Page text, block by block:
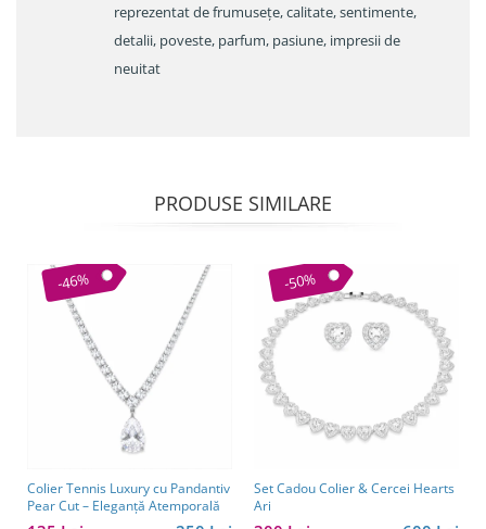
reprezentat de frumusețe, calitate, sentimente,
detalii, poveste, parfum, pasiune, impresii de
neuitat
PRODUSE SIMILARE
-46%
Colier Tennis Luxury cu Pandantiv
Pear Cut – Eleganță Atemporală
-50%
Set Cadou Colier & Cercei Hearts
Ari